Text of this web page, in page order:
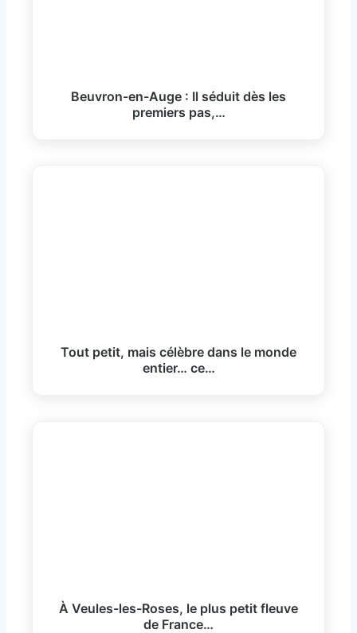
Beuvron-en-Auge : Il séduit dès les
premiers pas,…
Tout petit, mais célèbre dans le monde
entier… ce…
À Veules-les-Roses, le plus petit fleuve
de France…